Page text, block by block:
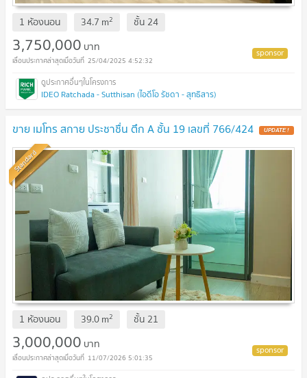
1 ห้องนอน 34.7 m2 ชั้น 24
3,750,000 บาท
25/04/2025 4:52:32
IDEO Ratchada - Sutthisan (ไอดีโอ รัชดา - สุทธิสาร)
ขาย เมโทร สกาย ประชาชื่น ตึก A ชั้น 19 เลขที่ 766/424
Standard
1 ห้องนอน 39.0m2 ชั้น 21
3,000,000 บาท
11/07/2026 5:01:35